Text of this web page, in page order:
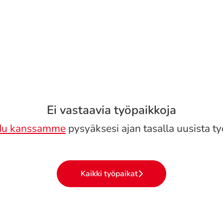
Ei vastaavia työpaikkoja
kanssamme pysyäksesi ajan tasalla uusista
Kaikki työpaikat